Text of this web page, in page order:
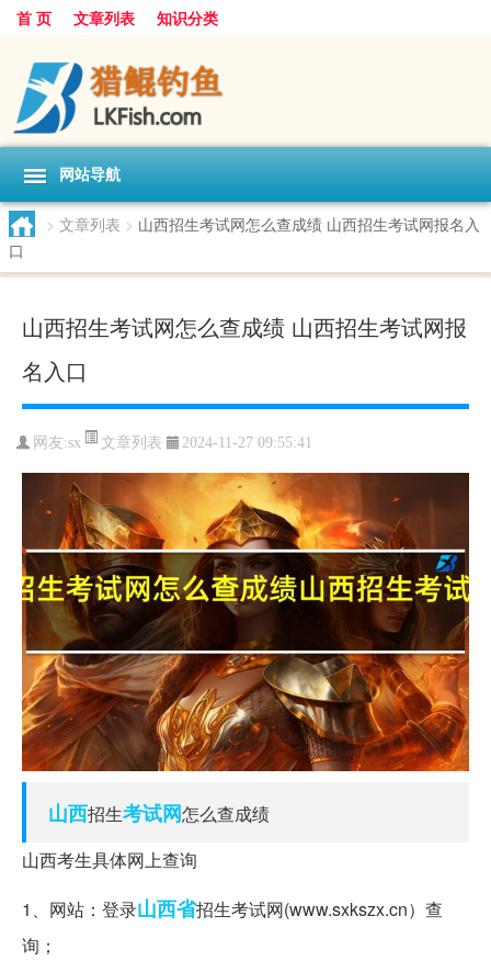
首 页 文章列表 知识分类
网站导航
> 文章列表 > 山西招生考试网怎么查成绩 山西招生考试网报名入
口
山西招生考试网怎么查成绩 山西招生考试网报
名入口
网友:sx 文章列表 2024-11-27 09:55:41
山西招生考试网怎么查成绩
山西考生具体网上查询
1、网站：登录山西省招生考试网(www.sxkszx.cn）查
询；